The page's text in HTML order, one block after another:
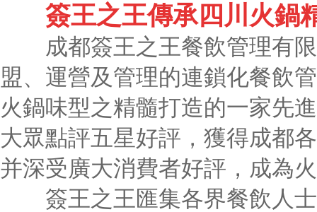
簽王之王傳承四川火鍋
成都簽王之王餐飲管理有限
盟、運營及管理的連鎖化餐飲
火鍋味型之精髓打造的一家先
大眾點評五星好評，獲得成都
并深受廣大消費者好評，成為
簽王之王匯集各界餐飲人士